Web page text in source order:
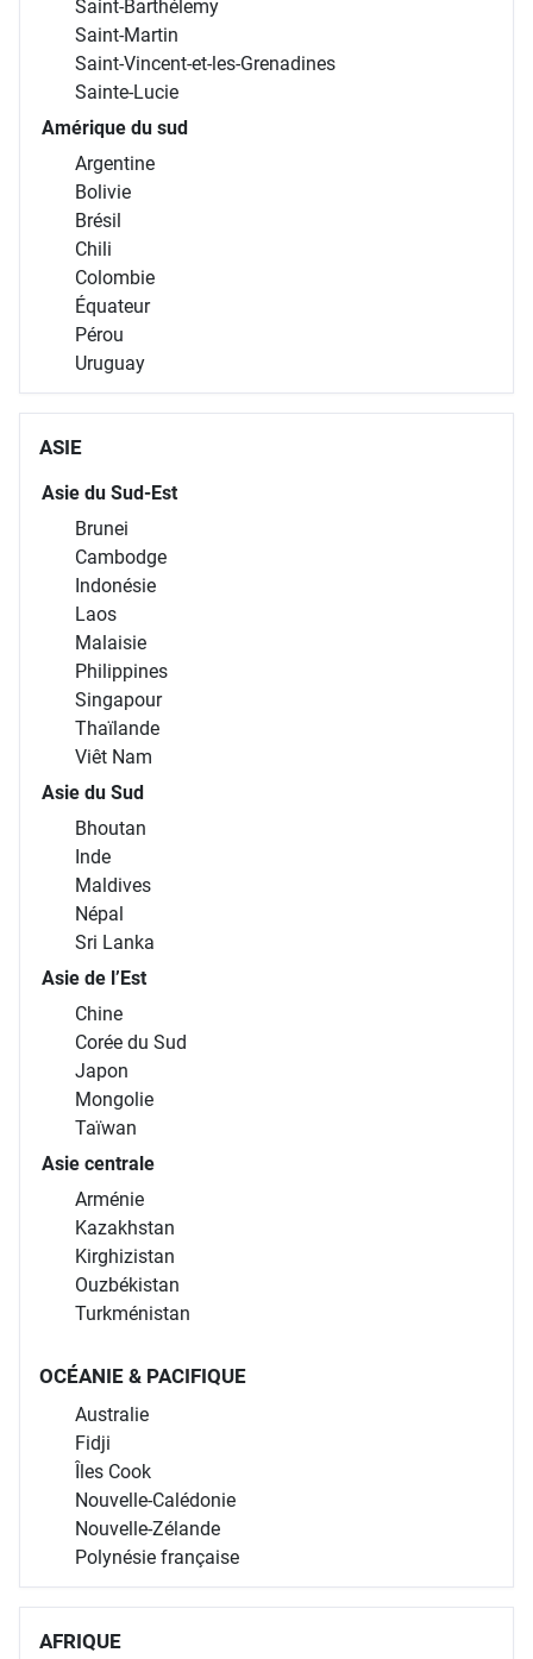
Saint-Barthélemy
Saint-Martin
Saint-Vincent-et-les-Grenadines
Sainte-Lucie
Amérique du sud
Argentine
Bolivie
Brésil
Chili
Colombie
Équateur
Pérou
Uruguay
ASIE
Asie du Sud-Est
Brunei
Cambodge
Indonésie
Laos
Malaisie
Philippines
Singapour
Thaïlande
Viêt Nam
Asie du Sud
Bhoutan
Inde
Maldives
Népal
Sri Lanka
Asie de l’Est
Chine
Corée du Sud
Japon
Mongolie
Taïwan
Asie centrale
Arménie
Kazakhstan
Kirghizistan
Ouzbékistan
Turkménistan
OCÉANIE & PACIFIQUE
Australie
Fidji
Îles Cook
Nouvelle-Calédonie
Nouvelle-Zélande
Polynésie française
AFRIQUE